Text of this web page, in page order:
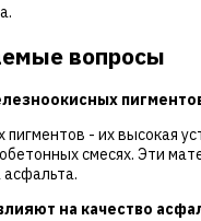
вопросы
пигментов - их высокая
смесях. Эти
асфальта.
на качество